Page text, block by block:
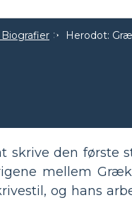
Herodot:
skrive den første
mellem
og hans